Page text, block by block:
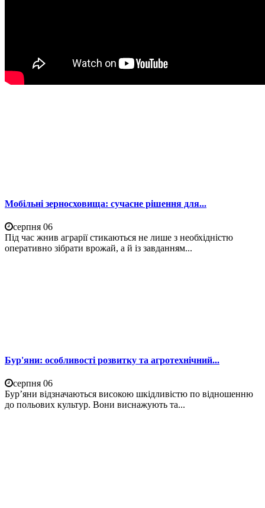
Мобільні зерносховища: сучасне рішення для...
серпня 06
Під час жнив аграрії стикаються не лише з необхідністю
оперативно зібрати врожай, а й із завданням...
Бур'яни: особливості розвитку та агротехнічний...
серпня 06
Бур’яни відзначаються високою шкідливістю по відношенню
до польових культур. Вони виснажують та...